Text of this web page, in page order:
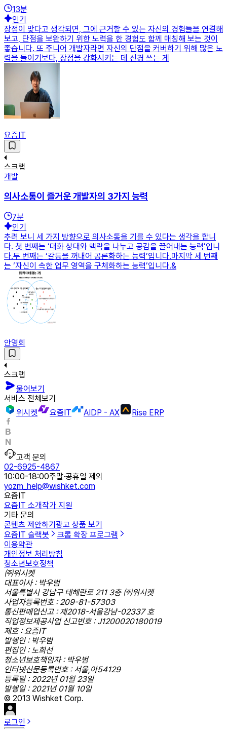
13분
인기
장점이 맞다고 생각되면, 그에 근거할 수 있는 자신의 경험들을 연결해
보고, 단점을 보완하기 위한 노력을 한 경험도 함께 매칭해 보는 것이
좋습니다. 또 주니어 개발자라면 자신의 단점을 커버하기 위해 많은 노
력을 들이기보다, 장점을 강화시키는 데 신경 쓰는 게
요즘IT
스크랩
개발
의사소통이 즐거운 개발자의 3가지 능력
7분
인기
추려 보니 세 가지 방향으로 의사소통을 기를 수 있다는 생각을 합니
다. 첫 번째는 ‘대화 상대와 맥락을 나누고 공감을 끌어내는 능력’입니
다.두 번째는 ‘갈등을 꺼내어 공론화하는 능력’입니다.마지막 세 번째
는 ‘자신이 속한 업무 영역을 구체화하는 능력’입니다.&
안영회
스크랩
물어보기
서비스 전체보기
위시켓
요즘IT AIDP - AX Rise ERP
고객 문의
02-6925-4867
10:00-18:00주말·공휴일 제외
yozm_help@wishket.com
요즘IT
요즘IT 소개작가 지원
기타 문의
콘텐츠 제안하기 광고 상품 보기
요즘IT 슬랙봇
크롬 확장 프로그램
이용약관
개인정보 처리방침
청소년보호정책
㈜위시켓
대표이사 : 박우범
서울특별시 강남구 테헤란로 211 3층 ㈜위시켓
사업자등록번호 : 209-81-57303
통신판매업신고 : 제2018-서울강남-02337 호
직업정보제공사업 신고번호 : J1200020180019
제호 : 요즘IT
발행인 : 박우범
편집인 : 노희선
청소년보호책임자 : 박우범
인터넷신문등록번호 : 서울,아54129
등록일 : 2022년 01월 23일
발행일 : 2021년 01월 10일
© 2013 Wishket Corp.
로그인